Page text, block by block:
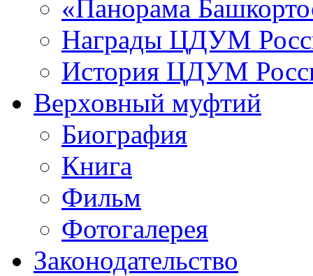
«Панорама
Награды ЦДУМ
История ЦДУМ
Верховный муфтий
Биография
Книга
Фильм
Фотогалерея
Законодательство